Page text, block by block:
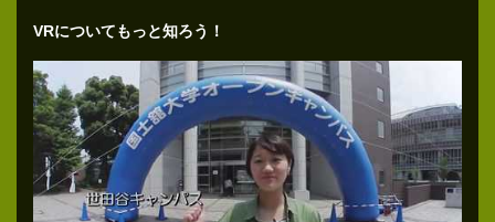
VRについてもっと知ろう！